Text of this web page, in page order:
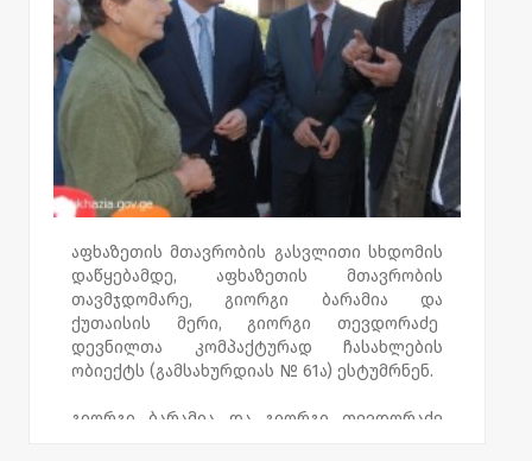
აფხაზეთის მთავრობის გასვლითი სხდომის
დაწყებამდე, აფხაზეთის მთავრობის
თავმჯდომარე, გიორგი ბარამია და
ქუთაისის მერი, გიორგი თევდორაძე
დევნილთა კომპაქტურად ჩასახლების
ობიექტს (გამსახურდიას № 61ა) ესტუმრნენ.
გიორგი ბარამია და გიორგი თევდორაძე